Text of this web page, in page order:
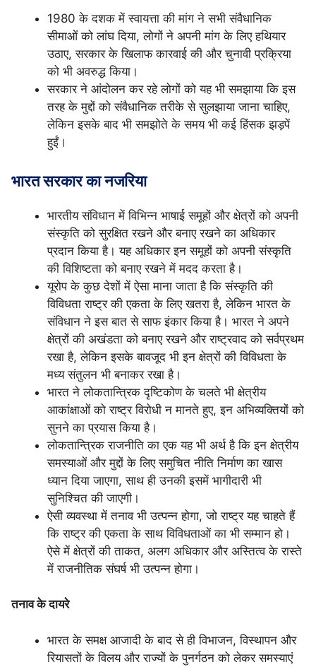
1980 के दशक में स्वायत्ता की मांग ने सभी संवैधानिक
सीमाओं को लांघ दिया, लोगों ने अपनी मांग के लिए हथियार
उठाए, सरकार के खिलाफ कारवाई की और चुनावी प्रक्रिया
को भी अवरुद्ध किया।
सरकार ने आंदोलन कर रहे लोगों को यह भी समझाया कि इस
तरह के मुद्दों को संवैधानिक तरीके से सुलझाया जाना चाहिए,
लेकिन इसके बाद भी समझोते के समय भी कई हिंसक झड़पें
हुईं।
भारत सरकार का नजरिया
भारतीय संविधान में विभिन्न भाषाई समूहों और क्षेत्रों को अपनी
संस्कृति को सुरक्षित रखने और बनाए रखने का अधिकार
प्रदान किया है। यह अधिकार इन समूहों को अपनी संस्कृति
की विशिष्टता को बनाए रखने में मदद करता है।
यूरोप के कुछ देशों में ऐसा माना जाता है कि संस्कृति की
विविधता राष्ट्र की एकता के लिए खतरा है, लेकिन भारत के
संविधान ने इस बात से साफ इंकार किया है। भारत ने अपने
क्षेत्रों की अखंडता को बनाए रखने और राष्ट्रवाद को सर्वप्रथम
रखा है, लेकिन इसके बावजूद भी इन क्षेत्रों की विविधता के
मध्य संतुलन भी बनाकर रखा है।
भारत ने लोकतान्त्रिक दृष्टिकोण के चलते भी क्षेत्रीय
आकांक्षाओं को राष्ट्र विरोधी न मानते हुए, इन अभिव्यक्तियों को
सुनने का प्रयास किया है।
लोकतान्त्रिक राजनीति का एक यह भी अर्थ है कि इन क्षेत्रीय
समस्याओं और मुद्दों के लिए समुचित नीति निर्माण का खास
ध्यान दिया जाएगा, साथ ही उनकी इसमें भागीदारी भी
सुनिश्चित की जाएगी।
ऐसी व्यवस्था में तनाव भी उत्पन्न होगा, जो राष्ट्र यह चाहते हैं
कि राष्ट्र की एकता के साथ विविधताओं का भी सम्मान हो।
ऐसे में क्षेत्रों की ताकत, अलग अधिकार और अस्तित्व के रास्ते
में राजनीतिक संघर्ष भी उत्पन्न होगा।
तनाव के दायरे
भारत के समक्ष आजादी के बाद से ही विभाजन, विस्थापन और
रियासतों के विलय और राज्यों के पुनर्गठन को लेकर समस्याएं